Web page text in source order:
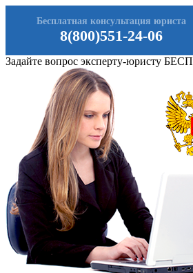
8(800)551-24-06
Бесплатная консультация юриста
Задайте вопрос эксперту-юристу